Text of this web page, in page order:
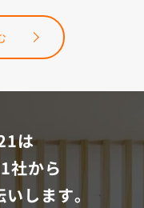
は
社から
します。